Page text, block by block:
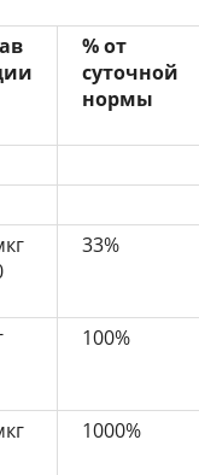
% от
суточной
нормы
33%
100%
1000%